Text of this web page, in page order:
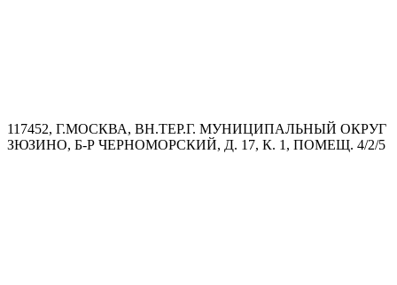
117452, Г.МОСКВА, ВН.ТЕР.Г. МУНИЦИПАЛЬНЫЙ ОКРУГ
ЗЮЗИНО, Б-Р ЧЕРНОМОРСКИЙ, Д. 17, К. 1, ПОМЕЩ. 4/2/5